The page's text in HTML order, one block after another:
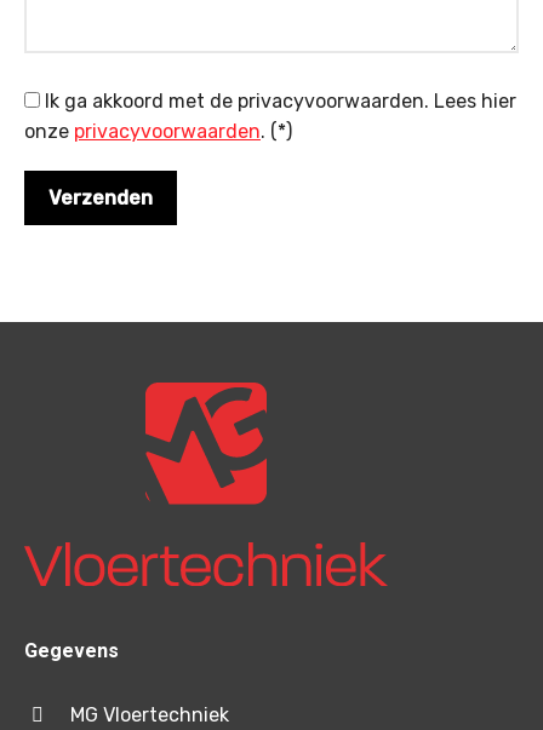
Ik ga akkoord met de privacyvoorwaarden. Lees hier
onze privacyvoorwaarden. (*)
Gegevens
MG Vloertechniek